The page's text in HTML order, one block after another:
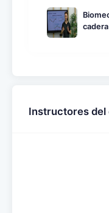
cadera
Instructores del